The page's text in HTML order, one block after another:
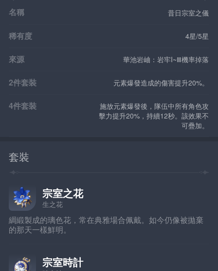
名稱 昔日宗室之儀
稀有度 4星/5星
來源 華池岩岫：岩牢I~Ⅲ機率掉落
2件套裝 元素爆發造成的傷害提升20%。
4件套裝
施放元素爆發後，隊伍中所有角色攻
擊力提升20%，持續12秒。該效果不
可疊加。
套裝
宗室之花
生之花
綢緞製成的璃色花，常在典雅場合佩戴。如今仍像被拋棄
的那天一樣鮮明。
宗室時計